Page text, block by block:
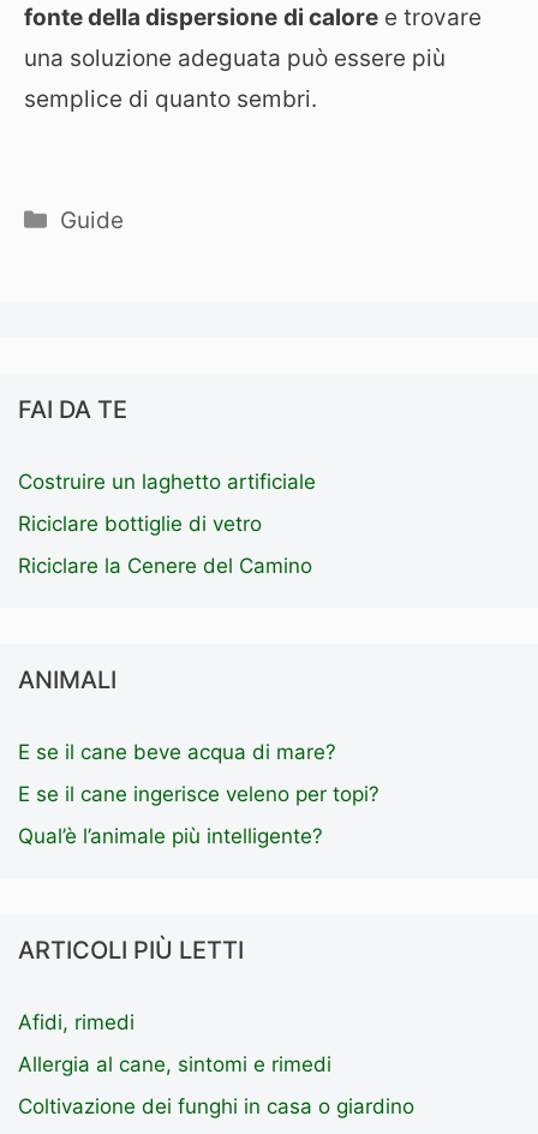
fonte della dispersione di calore e trovare
una soluzione adeguata può essere più
semplice di quanto sembri.
Categorie
Guide
FAI DA TE
Costruire un laghetto artificiale
Riciclare bottiglie di vetro
Riciclare la Cenere del Camino
ANIMALI
E se il cane beve acqua di mare?
E se il cane ingerisce veleno per topi?
Qual’è l’animale più intelligente?
ARTICOLI PIÙ LETTI
Afidi, rimedi
Allergia al cane, sintomi e rimedi
Coltivazione dei funghi in casa o giardino